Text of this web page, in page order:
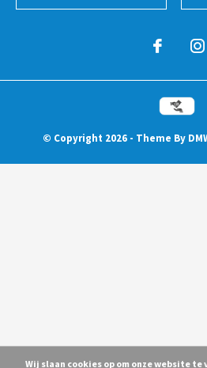
© Copyright 2026 - Theme By
Wij slaan cookies op om onze website